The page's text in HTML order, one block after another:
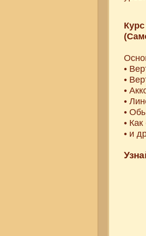
•
•
•
•
•
•
• и